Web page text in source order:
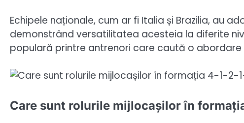
Echipele naționale, cum ar fi Italia și Brazilia, au
demonstrând versatilitatea acesteia la diferite
populară printre antrenori care caută o
Care sunt rolurile mijlocașilor în